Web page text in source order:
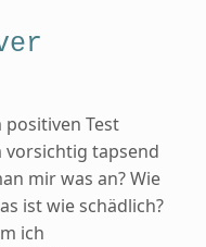
Test
vorsichtig tapsend
mir was an? Wie
ist wie schädlich?
ich